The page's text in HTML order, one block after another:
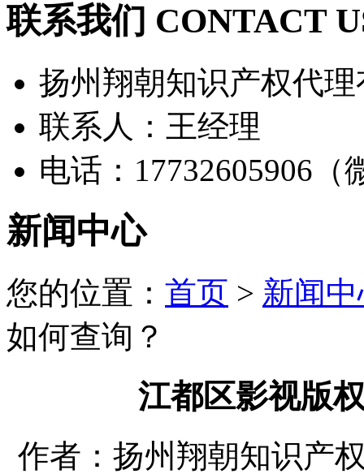
联系我们 CONTACT
扬州翔朝知识产权代
联系人：王经理
电话：17732605906（
新闻中心
您的位置： 首页 > 新闻
如何查询？
江都区影视版
作者：扬州翔朝知识产